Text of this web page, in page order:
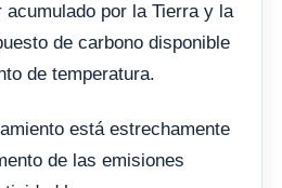
acumulado por la Tierra y la
de carbono disponible
de temperatura.
está estrechamente
de las emisiones